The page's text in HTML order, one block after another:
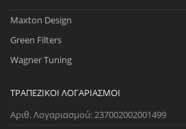
Maxton Design
Green Filters
Wagner Tuning
ΤΡΑΠΕΖΙΚΟΊ ΛΟΓΑΡΙΑΣΜΟΊ
Αριθ. Λογαριασμού: 237002002001499